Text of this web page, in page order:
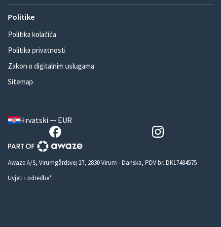
Politike
Politika kolačića
Politika privatnosti
Zakon o digitalnim uslugama
Sitemap
Hrvatski — EUR
Awaze A/S, Virumgårdsvej 27, 2830 Virum - Danska, PDV br. DK17484575
Uvjeti i odredbe*